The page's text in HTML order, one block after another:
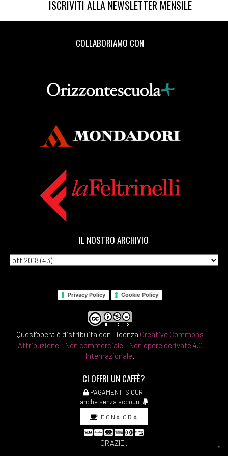
[16]Il matrimonio di mia
sorella, di Cinzia Pennati:
[09]La madre perfetta, di Gin
Phillips: incipit
Therese Raquin, di Émile
Zola: incipit
Marzo 2018
Lettere per Victoria, di
Marcelo Puglia: incipit
turistica, di Valentina Gerini:
[12] Le colpe dei padri, di
Alessandro Perissinotto:
Non tutto è come
sembra, di Ornella Nalon:
ISCRIVITI ALLA NEWSLETTER MENSILE
COLLABORIAMO CON
IL NOSTRO ARCHIVIO
Privacy Policy Cookie Policy
Quest'opera è distribuita con Licenza Creative Commons
Attribuzione - Non commerciale - Non opere derivate 4.0
Internazionale.
CI OFFRI UN CAFFÈ?
PAGAMENTI SICURI
anche senza account
DONA ORA
GRAZIE!